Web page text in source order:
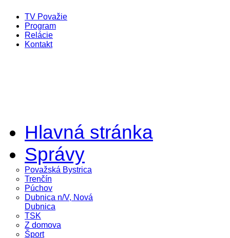
TV Považie
Program
Relácie
Kontakt
Hlavná stránka
Správy
Považská Bystrica
Trenčín
Púchov
Dubnica n/V, Nová
Dubnica
TSK
Z domova
Šport